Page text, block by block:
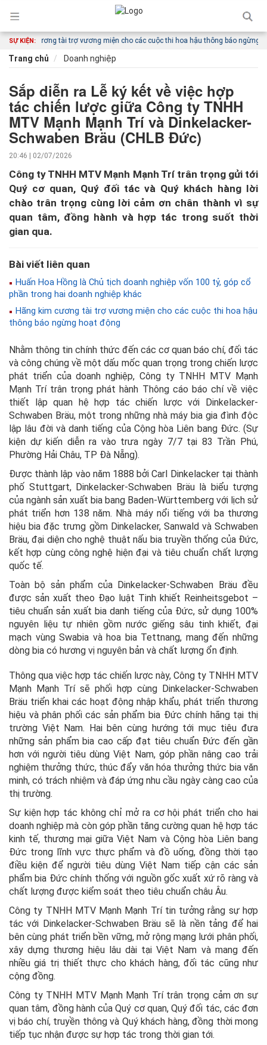
SỰ KIỆN:
cương tài trợ vương miện cho các cuộc thi hoa hậu thông báo ngừng hoạt
Trang chủ Doanh nghiệp
Sắp diễn ra Lễ ký kết về việc hợp
tác chiến lược giữa Công ty TNHH
MTV Mạnh Mạnh Trí và Dinkelacker-
Schwaben Bräu (CHLB Đức)
20:46 | 02/07/2026
Công ty TNHH MTV Mạnh Mạnh Trí trân trọng gửi tới
Quý cơ quan, Quý đối tác và Quý khách hàng lời
chào trân trọng cùng lời cảm ơn chân thành vì sự
quan tâm, đồng hành và hợp tác trong suốt thời
gian qua.
Bài viết liên quan
Huấn Hoa Hồng là Chủ tịch doanh nghiệp vốn 100 tỷ, góp cổ
phần trong hai doanh nghiệp khác
Hãng kim cương tài trợ vương miện cho các cuộc thi hoa hậu
thông báo ngừng hoạt động
Nhằm thông tin chính thức đến các cơ quan báo chí, đối tác
và công chúng về một dấu mốc quan trọng trong chiến lược
phát triển của doanh nghiệp, Công ty TNHH MTV Mạnh
Mạnh Trí trân trọng phát hành Thông cáo báo chí về việc
thiết lập quan hệ hợp tác chiến lược với Dinkelacker-
Schwaben Bräu, một trong những nhà máy bia gia đình độc
lập lâu đời và danh tiếng của Cộng hòa Liên bang Đức. (Sự
kiện dự kiến diễn ra vào trưa ngày 7/7 tại 83 Trần Phú,
Phường Hải Châu, TP Đà Nẵng).
Được thành lập vào năm 1888 bởi Carl Dinkelacker tại thành
phố Stuttgart, Dinkelacker-Schwaben Bräu là biểu tượng
của ngành sản xuất bia bang Baden-Württemberg với lịch sử
phát triển hơn 138 năm. Nhà máy nổi tiếng với ba thương
hiệu bia đặc trưng gồm Dinkelacker, Sanwald và Schwaben
Bräu, đại diện cho nghệ thuật nấu bia truyền thống của Đức,
kết hợp cùng công nghệ hiện đại và tiêu chuẩn chất lượng
quốc tế.
Toàn bộ sản phẩm của Dinkelacker-Schwaben Bräu đều
được sản xuất theo Đạo luật Tinh khiết Reinheitsgebot –
tiêu chuẩn sản xuất bia danh tiếng của Đức, sử dụng 100%
nguyên liệu tự nhiên gồm nước giếng sâu tinh khiết, đại
mạch vùng Swabia và hoa bia Tettnang, mang đến những
dòng bia có hương vị nguyên bản và chất lượng ổn định.
Thông qua việc hợp tác chiến lược này, Công ty TNHH MTV
Mạnh Mạnh Trí sẽ phối hợp cùng Dinkelacker-Schwaben
Bräu triển khai các hoạt động nhập khẩu, phát triển thương
hiệu và phân phối các sản phẩm bia Đức chính hãng tại thị
trường Việt Nam. Hai bên cùng hướng tới mục tiêu đưa
những sản phẩm bia cao cấp đạt tiêu chuẩn Đức đến gần
hơn với người tiêu dùng Việt Nam, góp phần nâng cao trải
nghiệm thưởng thức, thúc đẩy văn hóa thưởng thức bia văn
minh, có trách nhiệm và đáp ứng nhu cầu ngày càng cao của
thị trường.
Sự kiện hợp tác không chỉ mở ra cơ hội phát triển cho hai
doanh nghiệp mà còn góp phần tăng cường quan hệ hợp tác
kinh tế, thương mại giữa Việt Nam và Cộng hòa Liên bang
Đức trong lĩnh vực thực phẩm và đồ uống, đồng thời tạo
điều kiện để người tiêu dùng Việt Nam tiếp cận các sản
phẩm bia Đức chính thống với nguồn gốc xuất xứ rõ ràng và
chất lượng được kiểm soát theo tiêu chuẩn châu Âu.
Công ty TNHH MTV Mạnh Mạnh Trí tin tưởng rằng sự hợp
tác với Dinkelacker-Schwaben Bräu sẽ là nền tảng để hai
bên cùng phát triển bền vững, mở rộng mạng lưới phân phối,
xây dựng thương hiệu lâu dài tại Việt Nam và mang đến
nhiều giá trị thiết thực cho khách hàng, đối tác cũng như
cộng đồng.
Công ty TNHH MTV Mạnh Mạnh Trí trân trọng cảm ơn sự
quan tâm, đồng hành của Quý cơ quan, Quý đối tác, các đơn
vị báo chí, truyền thông và Quý khách hàng, đồng thời mong
tiếp tục nhận được sự hợp tác trong thời gian tới.